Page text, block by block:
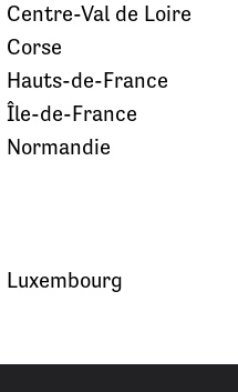
Centre-Val de Loire
Corse
Hauts-de-France
Île-de-France
Normandie
Luxembourg